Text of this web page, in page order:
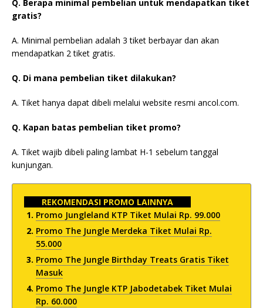
Q. Berapa minimal pembelian untuk mendapatkan tiket
gratis?
A. Minimal pembelian adalah 3 tiket berbayar dan akan
mendapatkan 2 tiket gratis.
Q. Di mana pembelian tiket dilakukan?
A. Tiket hanya dapat dibeli melalui website resmi ancol.com.
Q. Kapan batas pembelian tiket promo?
A. Tiket wajib dibeli paling lambat H-1 sebelum tanggal
kunjungan.
REKOMENDASI PROMO LAINNYA
Promo Jungleland KTP Tiket Mulai Rp. 99.000
Promo The Jungle Merdeka Tiket Mulai Rp.
55.000
Promo The Jungle Birthday Treats Gratis Tiket
Masuk
Promo The Jungle KTP Jabodetabek Tiket Mulai
Rp. 60.000